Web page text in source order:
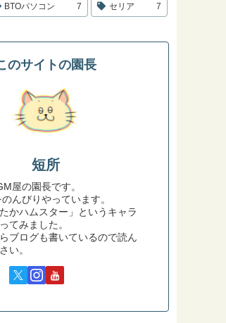
BTOパソコン 7 セリア 7
のサイトの園長
短所
屋の園長です。
んびりやっています。
かハムスター」というキャラ
てみました。
ブログも書いているので読ん
い。